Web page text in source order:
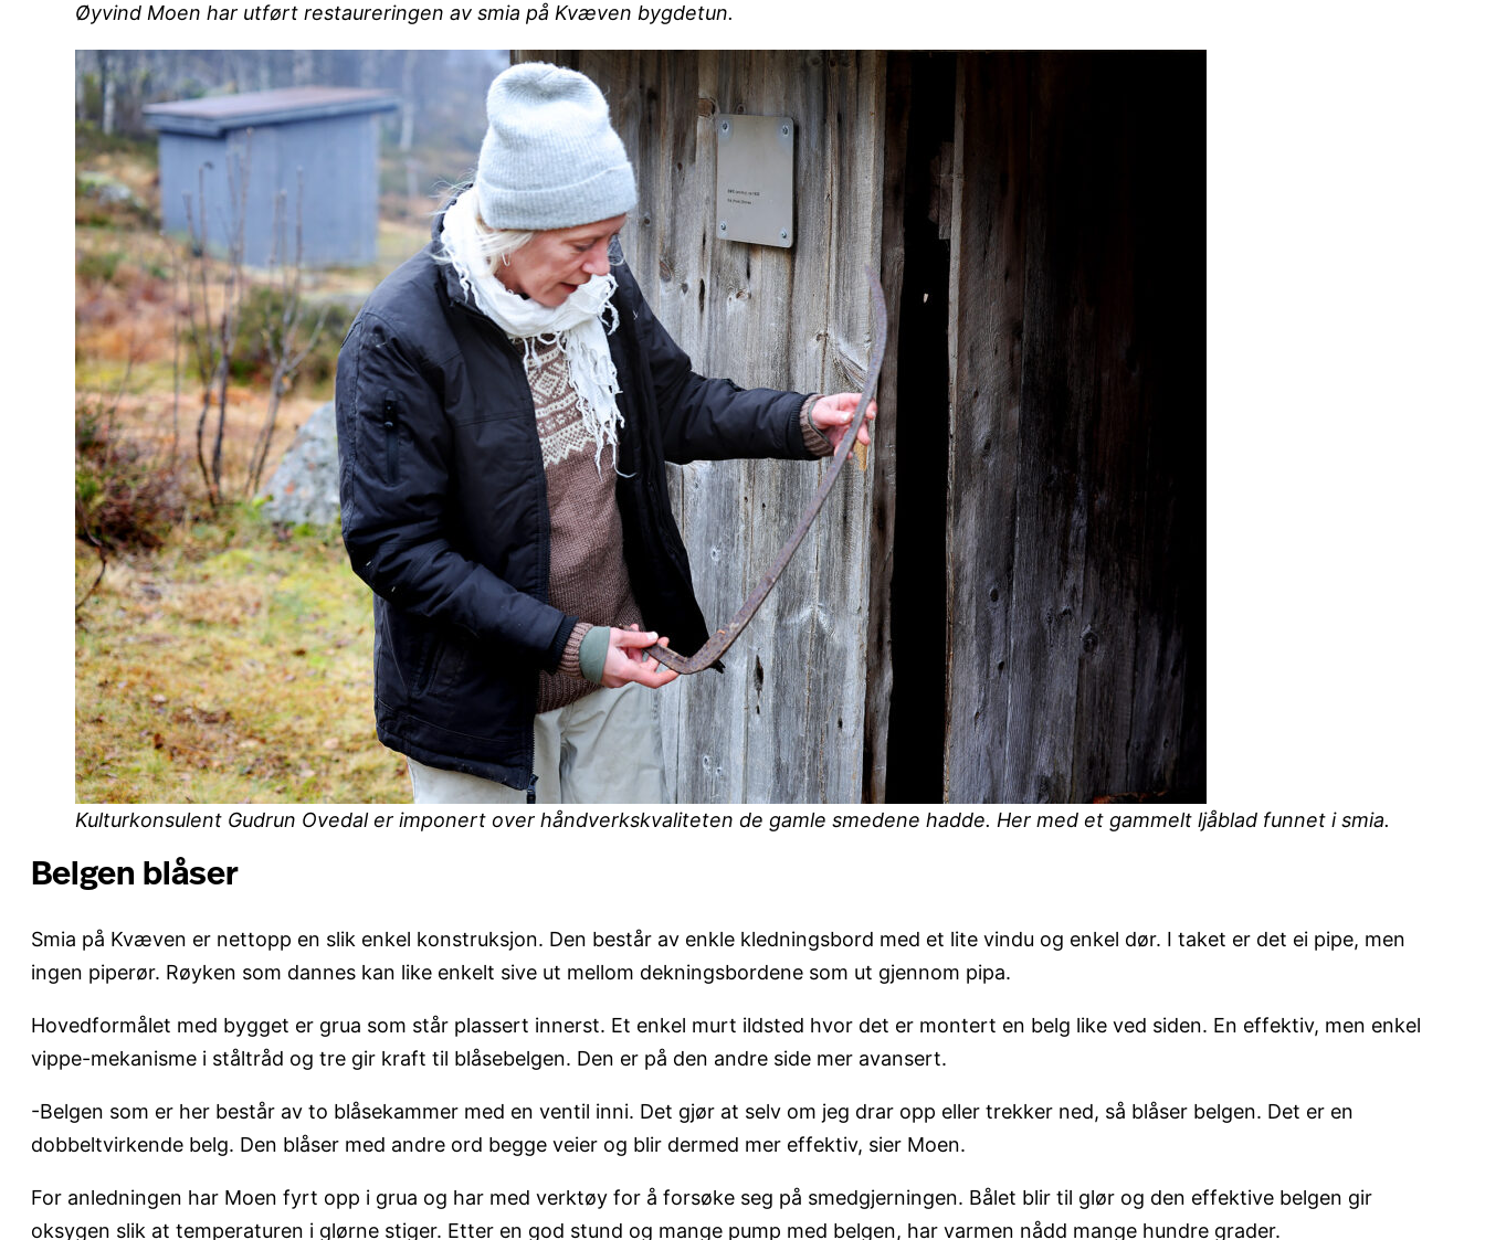
Øyvind Moen har utført restaureringen av smia på Kvæven bygdetun.
Kulturkonsulent Gudrun Ovedal er imponert over håndverkskvaliteten de gamle smedene hadde. Her med et gammelt ljåblad funnet i smia.
Belgen blåser
Smia på Kvæven er nettopp en slik enkel konstruksjon. Den består av enkle kledningsbord med et lite vindu og enkel dør. I taket er det ei pipe, men
ingen piperør. Røyken som dannes kan like enkelt sive ut mellom dekningsbordene som ut gjennom pipa.
Hovedformålet med bygget er grua som står plassert innerst. Et enkel murt ildsted hvor det er montert en belg like ved siden. En effektiv, men enkel
vippe-mekanisme i ståltråd og tre gir kraft til blåsebelgen. Den er på den andre side mer avansert.
-Belgen som er her består av to blåsekammer med en ventil inni. Det gjør at selv om jeg drar opp eller trekker ned, så blåser belgen. Det er en
dobbeltvirkende belg. Den blåser med andre ord begge veier og blir dermed mer effektiv, sier Moen.
For anledningen har Moen fyrt opp i grua og har med verktøy for å forsøke seg på smedgjerningen. Bålet blir til glør og den effektive belgen gir
oksygen slik at temperaturen i glørne stiger. Etter en god stund og mange pump med belgen, har varmen nådd mange hundre grader.